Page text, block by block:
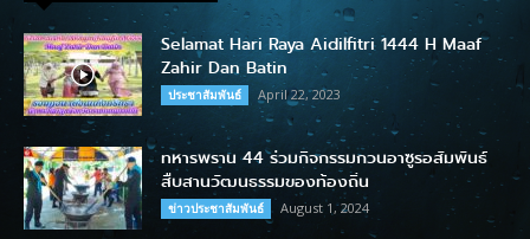
Selamat Hari Raya Aidilfitri 1444 H Maaf
Zahir Dan Batin
ประชาสัมพันธ์ April 22, 2023
ทหารพราน 44 ร่วมกิจกรรมกวนอาซูรอสัมพันธ์
สืบสานวัฒนธรรมของท้องถิ่น
ข่าวประชาสัมพันธ์ August 1, 2024